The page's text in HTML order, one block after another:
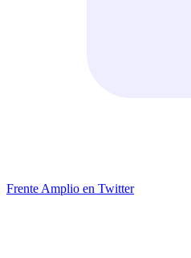
Frente Amplio en Twitter